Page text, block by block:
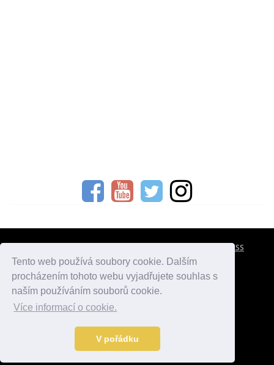
Tento web používá soubory cookie. Dalším
procházením tohoto webu vyjadřujete souhlas s
naším používáním souborů cookie.
Více informací o cookie.
V pořádku
RSS
atlaspamatek.info
Data o počasí jsou přebírána z
Kontakt:mail@desperado.cz